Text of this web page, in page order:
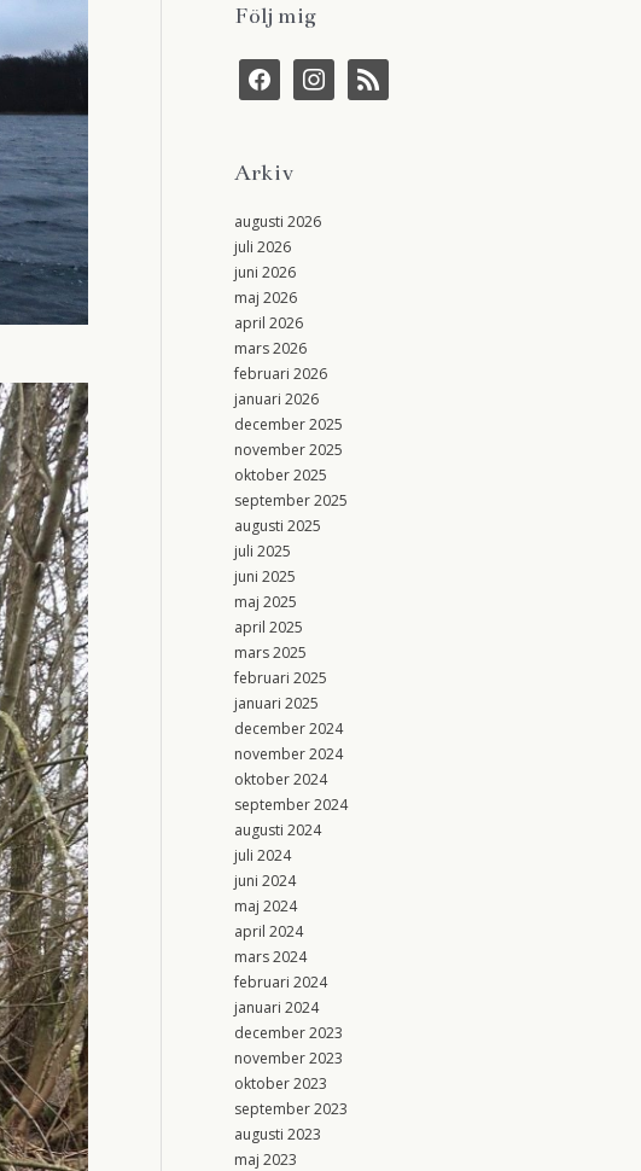
Följ mig
f
o
k
i
g
a
r
Arkiv
augusti 2026
juli 2026
juni 2026
maj 2026
april 2026
mars 2026
februari 2026
januari 2026
december 2025
november 2025
oktober 2025
september 2025
augusti 2025
juli 2025
juni 2025
maj 2025
april 2025
mars 2025
februari 2025
januari 2025
december 2024
november 2024
oktober 2024
september 2024
augusti 2024
juli 2024
juni 2024
maj 2024
april 2024
mars 2024
februari 2024
januari 2024
december 2023
november 2023
oktober 2023
september 2023
augusti 2023
maj 2023